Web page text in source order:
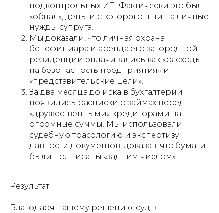
подконтрольных ИП. Фактически это был
«обнал», деньги с которого шли на личные
нужды супруга.
Мы доказали, что личная охрана
бенефициара и аренда его загородной
резиденции оплачивались как «расходы
на безопасность предприятия» и
«представительские цели».
За два месяца до иска в бухгалтерии
появились расписки о займах перед
«дружественными» кредиторами на
огромные суммы. Мы использовали
судебную трасологию и экспертизу
давности документов, доказав, что бумаги
были подписаны «задним числом».
Результат:
Благодаря нашему решению, суд в